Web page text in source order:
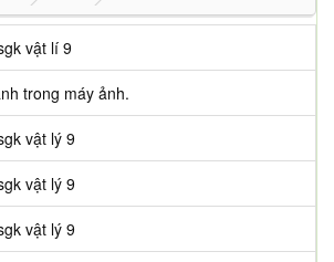
vật lí 9
trong máy ảnh.
vật lý 9
vật lý 9
vật lý 9